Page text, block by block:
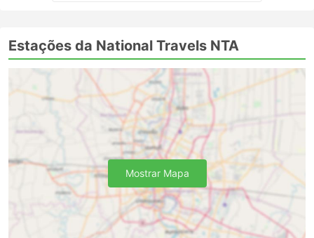
Estações da National Travels NTA
Mostrar Mapa